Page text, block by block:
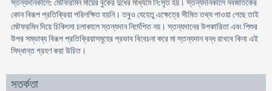
স্তন্যদানকালে: মেটফরমিন মায়ের বুকের দুধের মাধ্যমে নি:সৃত হয়। স্তন্যদানকালে নবজাতকের
কোন বিরূপ প্রতিক্রিয়া পরিলক্ষিত হয়নি। তবুও যেহেতু এক্ষেত্রে সীমিত তথ্য পাওয়া গেছে তাই
মেটফরমিন দিয়ে চিকিৎসা চলাকালে স্তন্যদান নির্দেশিত নয়। স্তন্যদানের উপকারিতা এবং শিশুর
উপর সম্ভাব্য বিরূপ প্রতিক্রিয়াসমূহের প্রভাব বিবেচনা করে মা স্তন্যদান বন্ধ রাখবে কিনা এই
সিদ্ধান্ত গ্রহণ করা উচিত।
সতর্কতা